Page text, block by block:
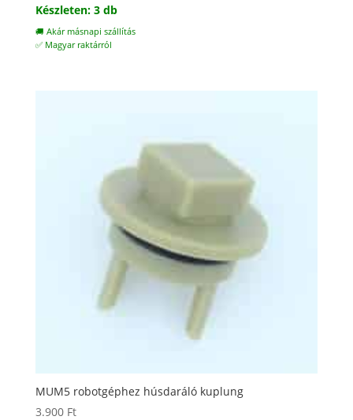
Készleten: 3 db
🚚 Akár másnapi szállítás
✅ Magyar raktárról
MUM5 robotgéphez húsdaráló kuplung
3.900 Ft